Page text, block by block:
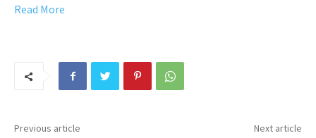
Read More
Previous article Next article